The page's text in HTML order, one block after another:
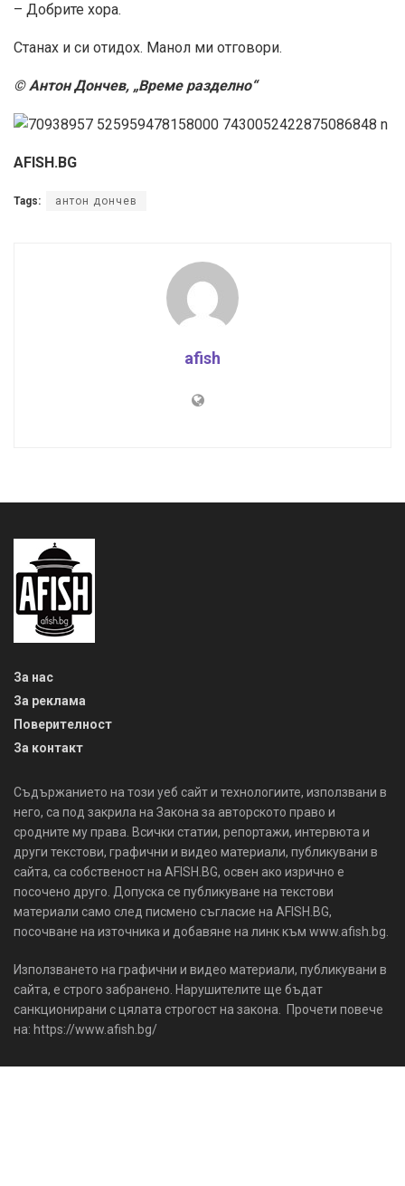
– Добрите хора.
Станах и си отидох. Манол ми отговори.
© Антон Дончев, „Време разделно“
AFISH.BG
Tags: антон дончев
afish
За нас
За реклама
Поверителност
За контакт
Съдържанието на този уеб сайт и технологиите, използвани в
него, са под закрила на Закона за авторското право и
сродните му права. Всички статии, репортажи, интервюта и
други текстови, графични и видео материали, публикувани в
сайта, са собственост на AFISH.BG, освен ако изрично е
посочено друго. Допуска се публикуване на текстови
материали само след писмено съгласие на AFISH.BG,
посочване на източника и добавяне на линк към www.afish.bg.
Използването на графични и видео материали, публикувани в
сайта, е строго забранено. Нарушителите ще бъдат
санкционирани с цялата строгост на закона. Прочети повече
на: https://www.afish.bg/